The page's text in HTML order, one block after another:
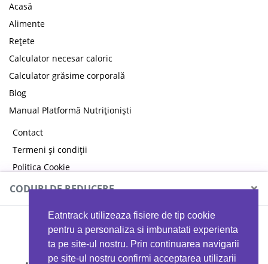
Eatntrack utilizeaza fisiere de tip cookie
pentru a personaliza si imbunatati experienta
ta pe site-ul nostru. Prin continuarea navigarii
pe site-ul nostru confirmi acceptarea utilizarii
Acasă
Alimente
Rețete
Calculator necesar caloric
Calculator grăsime corporală
Blog
Manual Platformă Nutriționiști
Contact
Termeni și condiții
Politica Cookie
Politica de confidențialitate
CODURI DE REDUCERE ×
MYPROTEIN